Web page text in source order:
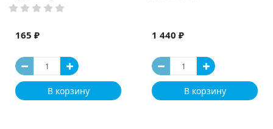
165 ₽
В корзину
1 440 ₽
В корзину